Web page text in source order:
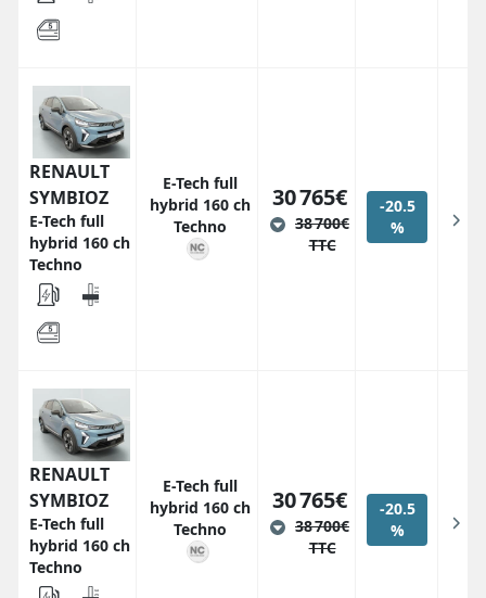
RENAULT
SYMBIOZ
E-Tech full
hybrid 160 ch
Techno
E-Tech full
hybrid 160 ch
Techno
30 765€
38 700€
TTC
-20.5
%
RENAULT
SYMBIOZ
E-Tech full
hybrid 160 ch
Techno
E-Tech full
hybrid 160 ch
Techno
30 765€
38 700€
TTC
-20.5
%